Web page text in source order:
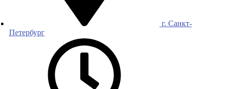
г. Санкт-
Петербург